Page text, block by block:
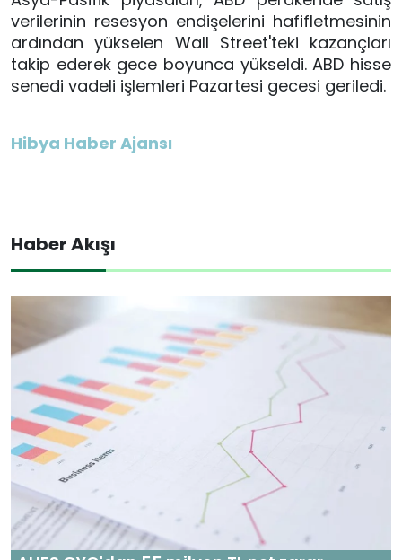
verilerinin resesyon endişelerini hafifletmesinin
ardından yükselen Wall Street'teki kazançları
takip ederek gece boyunca yükseldi. ABD hisse
senedi vadeli işlemleri Pazartesi gecesi geriledi.
Hibya Haber Ajansı
Haber Akışı